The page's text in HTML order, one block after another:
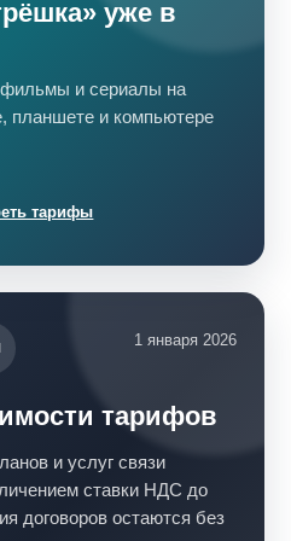
1 января 2026
тарифов
и услуг связи
ставки НДС до
договоров остаются без
уже в
и сериалы на
планшете и компьютере
тарифы